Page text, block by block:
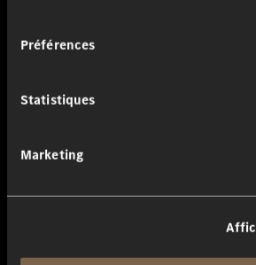
Préférences
Statistiques
Marketing
Véhicules particulières et Véhicules